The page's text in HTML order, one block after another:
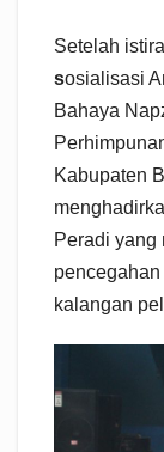
Setelah
sosialisasi
Bahaya
Kabupaten
Peradi yang
kalangan